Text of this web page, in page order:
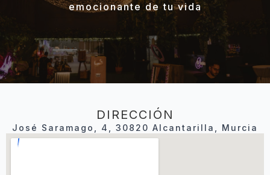
emocionante de tu vida
DIRECCIÓN
José Saramago, 4, 30820 Alcantarilla, Murcia